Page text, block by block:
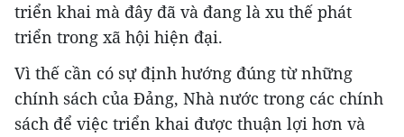
triển khai mà đây đã và đang là xu thế phát
triển trong xã hội hiện đại.
Vì thế cần có sự định hướng đúng từ những
chính sách của Đảng, Nhà nước trong các chính
sách để việc triển khai được thuận lợi hơn và